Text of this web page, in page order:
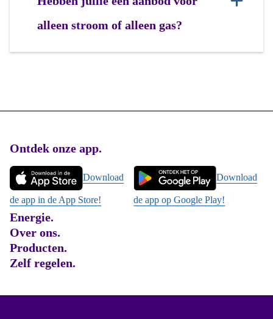
alleen stroom of alleen gas?
Footer
Ontdek onze app.
Download
de app in de App Store!
Download
de app op Google Play!
Energie.
Over ons.
Producten.
Zelf regelen.